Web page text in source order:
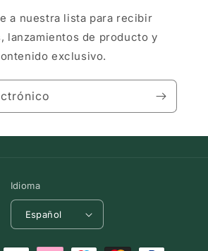
a nuestra lista para recibir
lanzamientos de producto y
exclusivo.
Idioma
Español